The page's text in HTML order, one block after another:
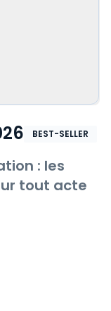
BEST-SELLER
: les
tout acte